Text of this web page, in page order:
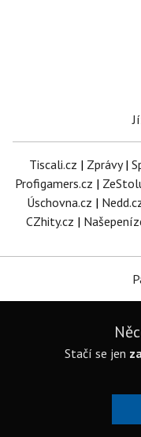
Tiscali.cz | Zprávy|
Profigamers.cz |
Úschovna.cz |
CZhity.cz |
Stačí se jen